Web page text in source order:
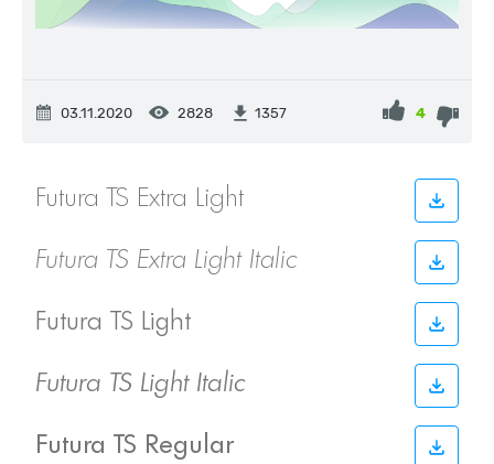
03.11.2020 2828 1357 4